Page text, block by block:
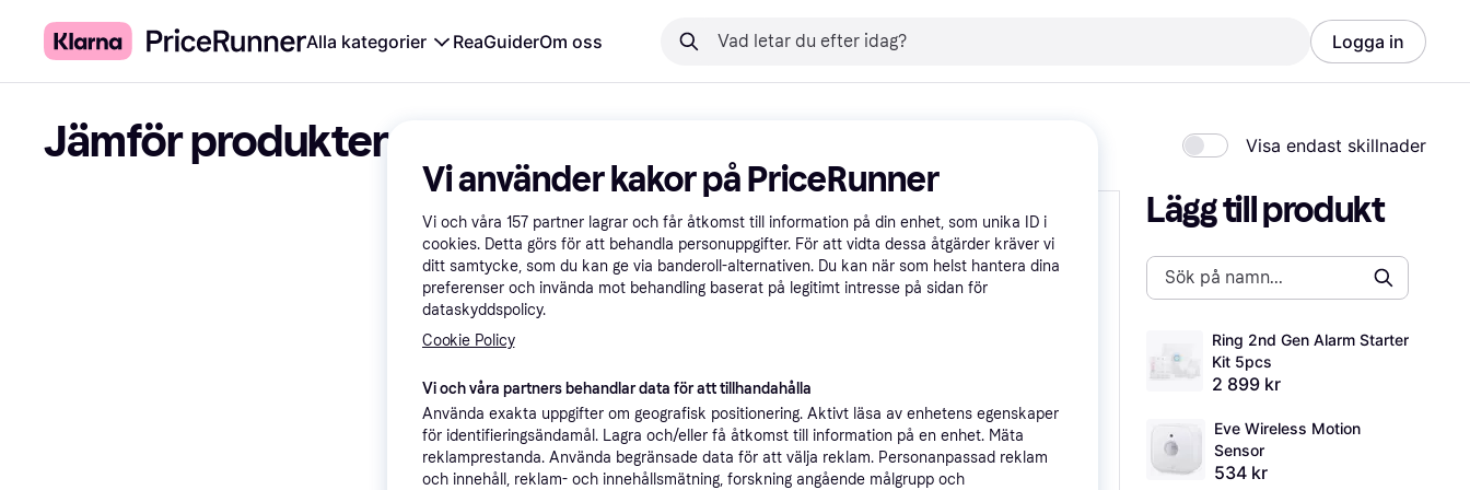
Alla kategorier ReaGuiderOm oss Logga in
Jämför produkter Visa endast skillnader
Lägg till produkt
Ring 2nd Gen Alarm Starter
Kit 5pcs
2 899 kr
Eve Wireless Motion
Sensor
534 kr
Vi använder kakor på PriceRunner
Vi och våra 157 partner lagrar och får åtkomst till information på din enhet, som unika ID i
cookies. Detta görs för att behandla personuppgifter. För att vidta dessa åtgärder kräver vi
ditt samtycke, som du kan ge via banderoll-alternativen. Du kan när som helst hantera dina
preferenser och invända mot behandling baserat på legitimt intresse på sidan för
dataskyddspolicy.
Cookie Policy
Vi och våra partners behandlar data för att tillhandahålla
Använda exakta uppgifter om geografisk positionering. Aktivt läsa av enhetens egenskaper
för identifieringsändamål. Lagra och/eller få åtkomst till information på en enhet. Mäta
reklamprestanda. Använda begränsade data för att välja reklam. Personanpassad reklam
och innehåll, reklam- och innehållsmätning, forskning angående målgrupp och